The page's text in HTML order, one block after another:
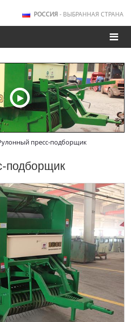
РОССИЯ - ВЫБРАННАЯ СТРАНА
пресс-подборщик
подборщик